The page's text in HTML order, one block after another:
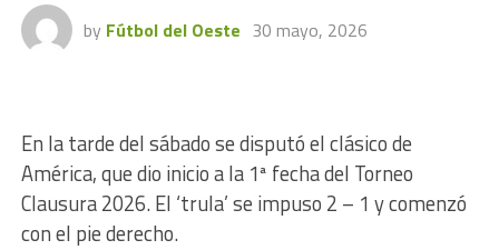
by Fútbol del Oeste 30 mayo, 2026
En la tarde del sábado se disputó el clásico de
América, que dio inicio a la 1ª fecha del Torneo
Clausura 2026. El ‘trula’ se impuso 2 – 1 y comenzó
con el pie derecho.